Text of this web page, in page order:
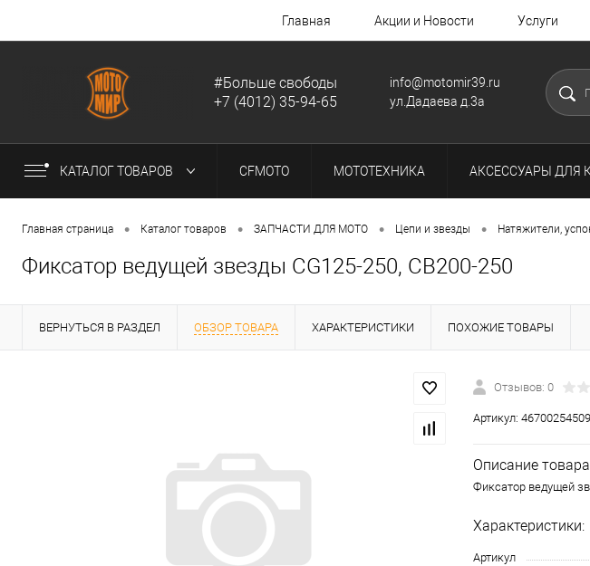
Главная Акции и Новости Услуги
#Больше свободы
+7 (4012) 35-94-65
info@motomir39.ru
ул.Дадаева д.3а
КАТАЛОГ ТОВАРОВ CFMOTO МОТОТЕХНИКА АКСЕССУАРЫ ДЛЯ
Главная страница • Каталог товаров • ЗАПЧАСТИ ДЛЯ МОТО • Цепи и звезды • Натяжители,
Фиксатор ведущей звезды CG125-250, CB200-250
ВЕРНУТЬСЯ В РАЗДЕЛ ОБЗОР ТОВАРА ХАРАКТЕРИСТИКИ ПОХОЖИЕ ТОВАРЫ
Отзывов: 0
Артикул:
Описание
Фиксатор ведущей
Характеристики:
Артикул